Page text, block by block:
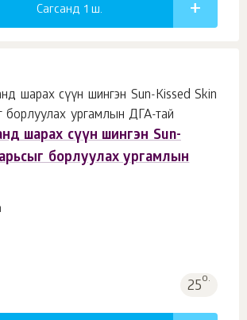
Сагсанд 1 ш.
шарах сүүн шингэн Sun-
борлуулах ургамлын
25о.